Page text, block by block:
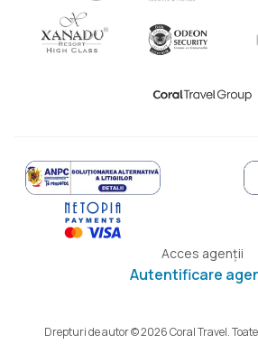
Acces agenții
Autentificare
Drepturi de autor © 2026 Coral Travel.